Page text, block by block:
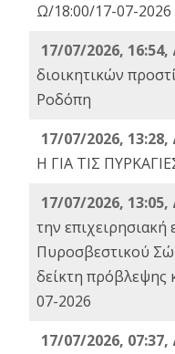
Ω/18:00/17-07-2026
17/07/2026, 16:54,
διοικητικών
Ροδόπη
17/07/2026, 13:28,
Η ΓΙΑ ΤΙΣ
17/07/2026, 13:05,
την επιχειρησιακή
Πυροσβεστικού
δείκτη πρόβλεψης
07-2026
17/07/2026, 07:37,